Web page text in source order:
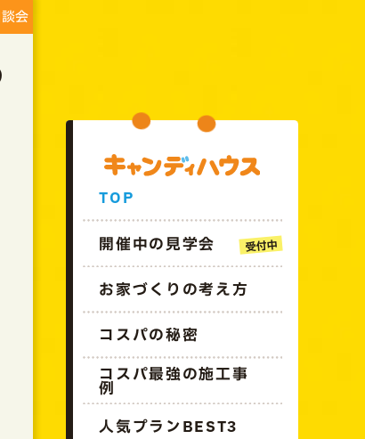
TOP
開催中の見学会
お家づくりの考え方
コスパの秘密
コスパ最強の施工事
例
人気プランBEST3
会